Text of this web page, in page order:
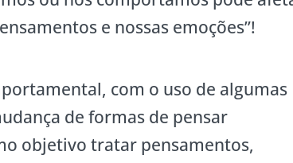
e nossas emoções”!
com o uso de algumas
de formas de pensar
objetivo tratar pensamentos,